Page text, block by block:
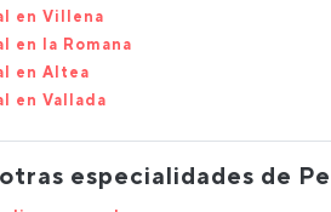
en Villena
en la Romana
en Altea
en Vallada
especialidades de